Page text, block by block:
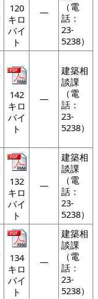
120
キロ
バイ
ト
―
（電
話：
23-
5238）
142
キロ
バイ
ト
―
建築相
談課
（電
話：
23-
5238）
132
キロ
バイ
ト
―
建築相
談課
（電
話：
23-
5238）
134
キロ
バイ
ト
―
建築相
談課
（電
話：
23-
5238）